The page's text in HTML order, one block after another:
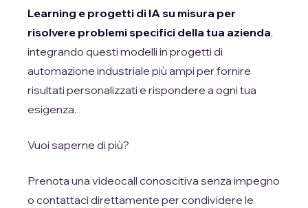
Learning e progetti di IA su misura per
risolvere problemi specifici della tua azienda,
integrando questi modelli in progetti di
automazione industriale più ampi per fornire
risultati personalizzati e rispondere a ogni tua
esigenza.
Vuoi saperne di più?
Prenota una videocall conoscitiva senza impegno
o contattaci direttamente per condividere le